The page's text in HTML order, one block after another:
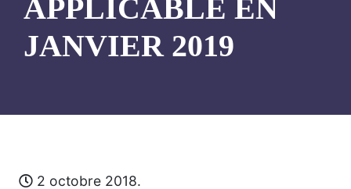
APPLICABLE EN
JANVIER 2019
2 octobre 2018.